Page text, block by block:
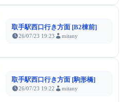
取手駅西口行き方面 [B2棟前]
26/07/23 19:23 mitany
取手駅西口行き方面 [駒形橋]
26/07/23 19:22 mitany